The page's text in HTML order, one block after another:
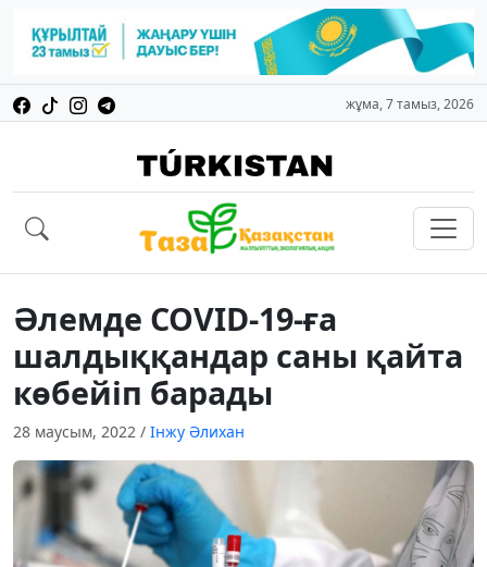
жұма, 7 тамыз, 2026
Әлемде COVID-19-ға
шалдыққандар саны қайта
көбейіп барады
28 маусым, 2022 / Інжу Әлихан